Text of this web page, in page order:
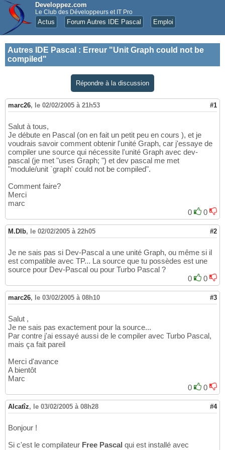
Developpez.com
Le Club des Développeurs et IT Pro
Actus Forum Autres IDE Pascal Emploi
Autres IDE Pascal : Erreur "Unit Graph could not be
compiled"
Répondre à la discussion
marc26, le 02/02/2005 à 21h53 #1
Salut à tous,
Je débute en Pascal (on en fait un petit peu en cours ), et je
voudrais savoir comment obtenir l'unité Graph, car j'essaye de
compiler une source qui nécessite l'unité Graph avec dev-
pascal (je met "uses Graph; ") et dev pascal me met
"module/unit `graph' could not be compiled".
Comment faire?
Merci
marc
0
0
M.Dlb, le 02/02/2005 à 22h05 #2
Je ne sais pas si Dev-Pascal a une unité Graph, ou même si il
est compatible avec TP... La source que tu possèdes est une
source pour Dev-Pascal ou pour Turbo Pascal ?
0
0
marc26, le 03/02/2005 à 08h10 #3
Salut ,
Je ne sais pas exactement pour la source...
Par contre j'ai essayé aussi de le compiler avec Turbo Pascal,
mais ça fait pareil
Merci d'avance
A bientôt
Marc
0
0
Alcatîz, le 03/02/2005 à 08h28 #4
Bonjour !
Si c'est le compilateur Free Pascal qui est installé avec